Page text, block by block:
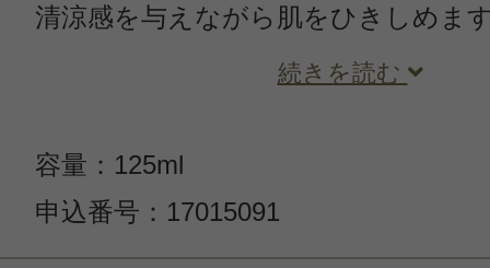
清涼感を与えながら肌をひきしめま
続きを読む
容量：125ml
申込番号：17015091